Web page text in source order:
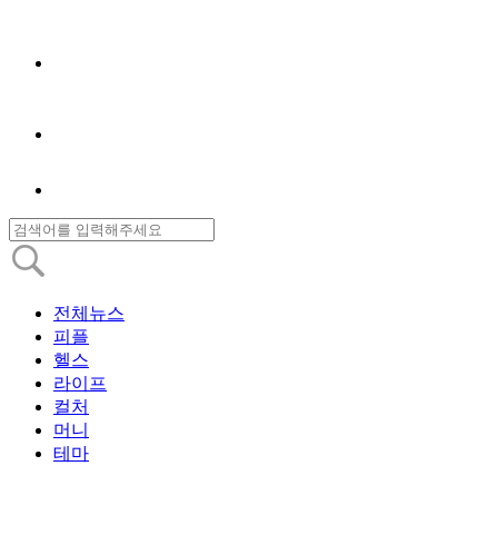
전체뉴스
피플
헬스
라이프
컬처
머니
테마